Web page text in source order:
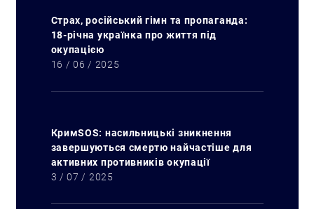
Страх, російський гімн та пропаганда:
18-річна українка про життя під
окупацією
16 / 06 / 2025
КримSOS: насильницькі зникнення
завершуються смертю найчастіше для
активних противників окупації
3 / 07 / 2025